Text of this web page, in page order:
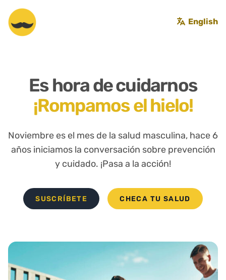
contenido
Salud Para Ellos
English
Es hora de cuidarnos
¡Rompamos el hielo!
Noviembre es el mes de la salud masculina, hace 6
años iniciamos la conversación sobre prevención
y cuidado. ¡Pasa a la acción!
SUSCRÍBETE CHECA TU SALUD